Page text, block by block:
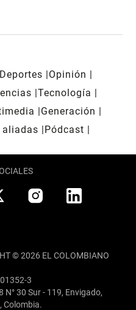
Deportes
Opinión
Tecnología
Generación
aliadas
Pódcast
© 2026 EL COLOMBIANO
3
N° 30 Sur - 119, Envigado,
Colombia.